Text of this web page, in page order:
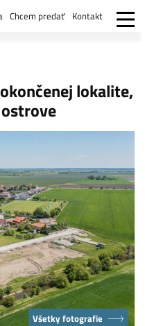
Chcem predať Kontakt
lokalite,
Všetky fotografie